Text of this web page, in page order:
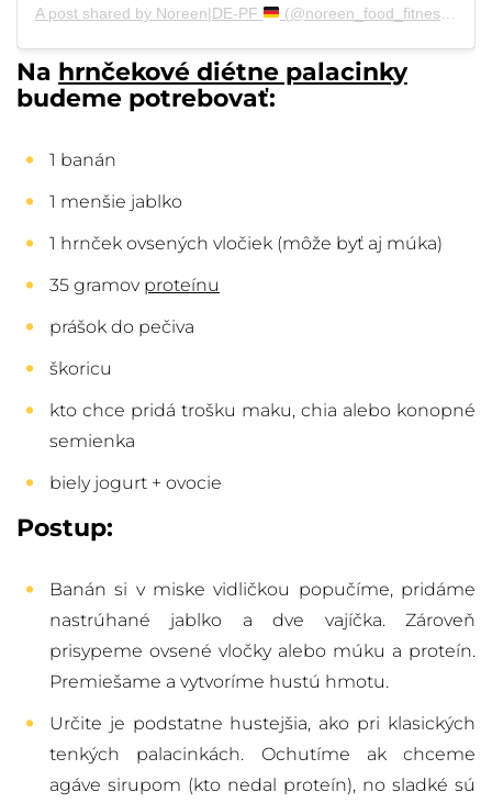
A post shared by Noreen|DE-PF (@noreen_food_fitness)
Na hrnčekové diétne palacinky
budeme potrebovať:
1 banán
1 menšie jablko
1 hrnček ovsených vločiek (môže byť aj múka)
35 gramov proteínu
prášok do pečiva
škoricu
kto chce pridá trošku maku, chia alebo konopné
semienka
biely jogurt + ovocie
Postup:
Banán si v miske vidličkou popučíme, pridáme
nastrúhané jablko a dve vajíčka. Zároveň
prisypeme ovsené vločky alebo múku a proteín.
Premiešame a vytvoríme hustú hmotu.
Určite je podstatne hustejšia, ako pri klasických
tenkých palacinkách. Ochutíme ak chceme
agáve sirupom (kto nedal proteín), no sladké sú